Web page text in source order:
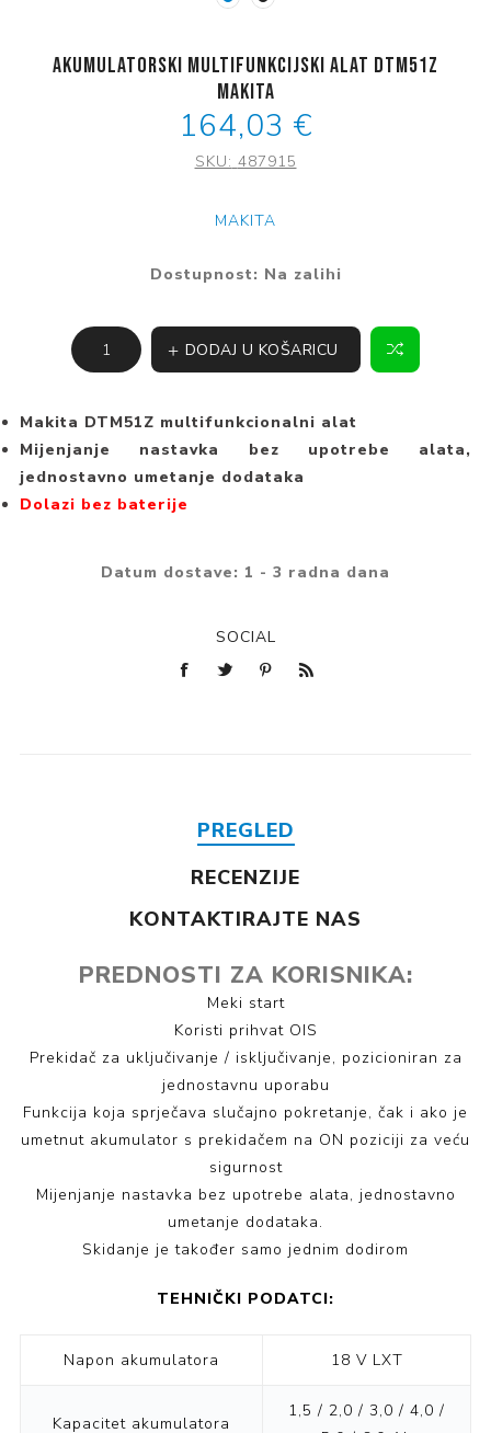
Akumulatorski multifunkcijski alat DTM51Z
Makita
164,03 €
SKU: 487915
MAKITA
Dostupnost: Na zalihi
DODAJ U KOŠARICU
Makita DTM51Z multifunkcionalni alat
Mijenjanje nastavka bez upotrebe alata,
jednostavno umetanje dodataka
Dolazi bez baterije
Datum dostave: 1 - 3 radna dana
SOCIAL
PREGLED
RECENZIJE
KONTAKTIRAJTE NAS
PREDNOSTI ZA KORISNIKA:
Meki start
Koristi prihvat OIS
Prekidač za uključivanje / isključivanje, pozicioniran za
jednostavnu uporabu
Funkcija koja sprječava slučajno pokretanje, čak i ako je
umetnut akumulator s prekidačem na ON poziciji za veću
sigurnost
Mijenjanje nastavka bez upotrebe alata, jednostavno
umetanje dodataka.
Skidanje je također samo jednim dodirom
TEHNIČKI PODATCI:
Napon akumulatora 18 V LXT
Kapacitet akumulatora
1,5 / 2,0 / 3,0 / 4,0 /